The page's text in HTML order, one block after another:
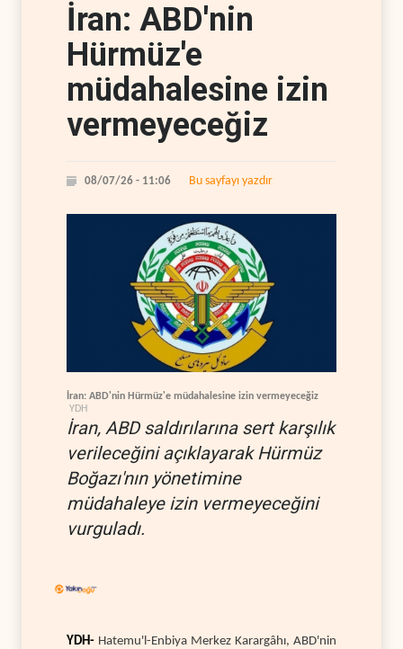
İran: ABD'nin
Hürmüz'e
müdahalesine izin
vermeyeceğiz
08/07/26 - 11:06 Bu sayfayı yazdır
İran: ABD'nin Hürmüz'e müdahalesine izin vermeyeceğiz
YDH
İran, ABD saldırılarına sert karşılık
verileceğini açıklayarak Hürmüz
Boğazı'nın yönetimine
müdahaleye izin vermeyeceğini
vurguladı.
YDH- Hatemu'l-Enbiya Merkez Karargâhı, ABD'nin